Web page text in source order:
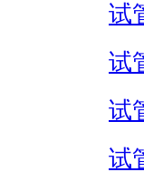
试
试
试
试